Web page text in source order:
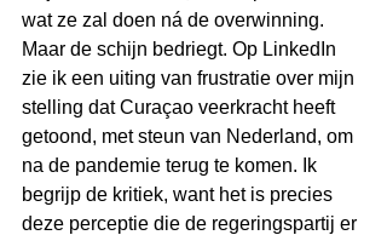
wat ze zal doen ná de overwinning.
Maar de schijn bedriegt. Op LinkedIn
zie ik een uiting van frustratie over mijn
stelling dat Curaçao veerkracht heeft
getoond, met steun van Nederland, om
na de pandemie terug te komen. Ik
begrijp de kritiek, want het is precies
deze perceptie die de regeringspartij er